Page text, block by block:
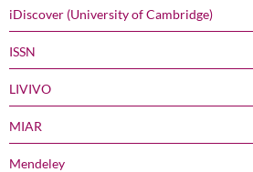
iDiscover (University of Cambridge)
ISSN
LIVIVO
MIAR
Mendeley